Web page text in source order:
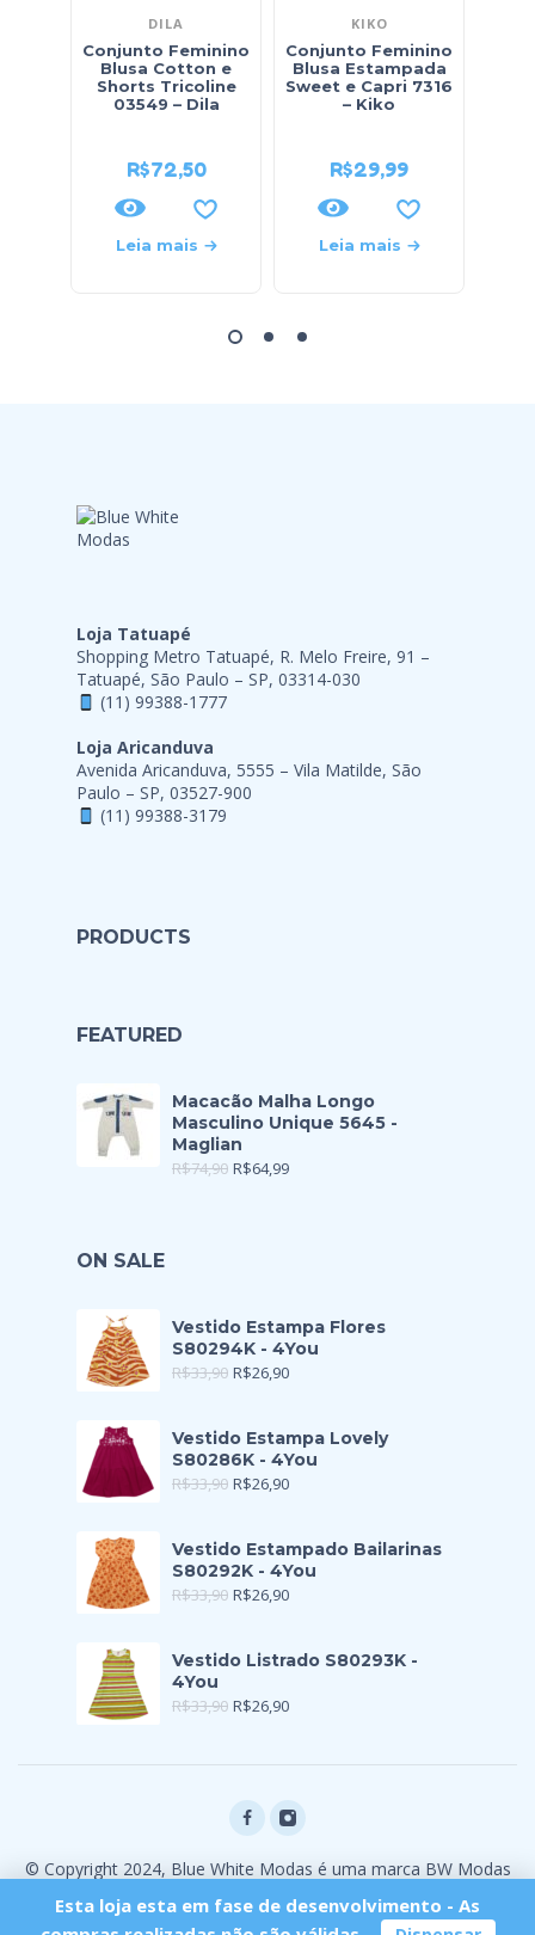
DILA
Conjunto Feminino
Blusa Cotton e
Shorts Tricoline
03549 – Dila
R$72,50
Leia mais
KIKO
Conjunto Feminino
Blusa Estampada
Sweet e Capri 7316
– Kiko
R$29,99
Leia mais
Loja Tatuapé
Shopping Metro Tatuapé, R. Melo Freire, 91 –
Tatuapé, São Paulo – SP, 03314-030
(11) 99388-1777
Loja Aricanduva
Avenida Aricanduva, 5555 – Vila Matilde, São
Paulo – SP, 03527-900
(11) 99388-3179
PRODUCTS
FEATURED
Macacão Malha Longo
Masculino Unique 5645 -
Maglian
R$74,90 R$64,99
ON SALE
Vestido Estampa Flores
S80294K - 4You
R$33,90 R$26,90
Vestido Estampa Lovely
S80286K - 4You
R$33,90 R$26,90
Vestido Estampado Bailarinas
S80292K - 4You
R$33,90 R$26,90
Vestido Listrado S80293K -
4You
R$33,90 R$26,90
© Copyright 2024, Blue White Modas é uma marca BW Modas
Esta loja esta em fase de desenvolvimento - As